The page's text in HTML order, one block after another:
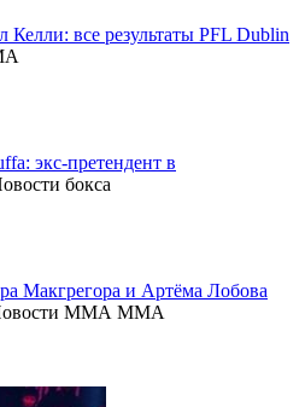
Келли: все результаты PFL Dublin
экс-претендент в
Макгрегора и Артёма Лобова
MMA